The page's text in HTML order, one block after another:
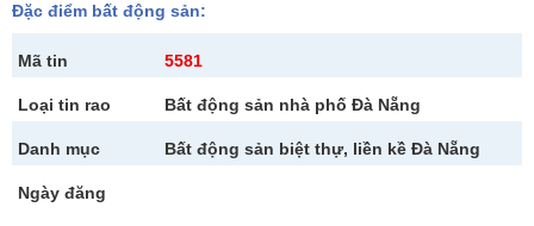
Đặc điểm bất động sản:
Mã tin 5581
Loại tin rao Bất động sản nhà phố Đà Nẵng
Danh mục Bất động sản biệt thự, liền kề Đà Nẵng
Ngày đăng